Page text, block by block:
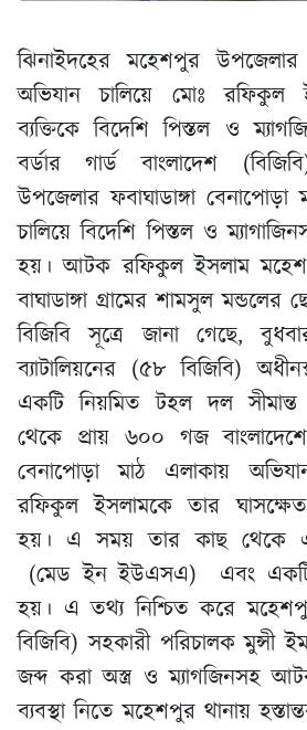
ঝিনাইদহের মহেশপুর উপজেলার
অভিযান চালিয়ে মোঃ
ব্যক্তিকে বিদেশি পিস্তল ও
বর্ডার গার্ড বাংলাদেশ
উপজেলার ফবাঘাডাঙ্গা
চালিয়ে বিদেশি পিস্তল ও
হয়। আটক রফিকুল ইসলাম
বাঘাডাঙ্গা গ্রামের শামসুল মন্ডলের
বিজিবি সূত্রে জানা গেছে,
ব্যাটালিয়নের (৫৮ বিজিবি)
একটি নিয়মিত টহল দল
থেকে প্রায় ৬০০ গজ
বেনাপোড়া মাঠ এলাকায়
রফিকুল ইসলামকে তার
হয়। এ সময় তার কাছ থেকে
(মেড ইন ইউএসএ) এবং একটি
হয়। এ তথ্য নিশ্চিত করে
বিজিবি) সহকারী পরিচালক মুন্সী
জব্দ করা অস্ত্র ও ম্যাগজিনসহ
ব্যবস্থা নিতে মহেশপুর থানায়